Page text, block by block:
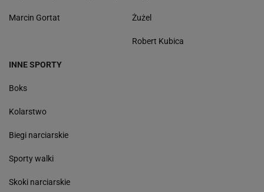
Marcin Gortat Żużel
Robert Kubica
INNE SPORTY
Boks
Kolarstwo
Biegi narciarskie
Sporty walki
Skoki narciarskie